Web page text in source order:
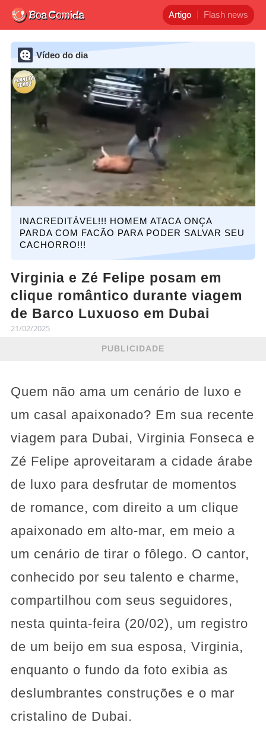
Artigo Flash news
Vídeo do dia
INACREDITÁVEL!!! HOMEM ATACA ONÇA
PARDA COM FACÃO PARA PODER SALVAR SEU
CACHORRO!!!
Virginia e Zé Felipe posam em
clique romântico durante viagem
de Barco Luxuoso em Dubai
21/02/2025
PUBLICIDADE
Quem não ama um cenário de luxo e
um casal apaixonado? Em sua recente
viagem para Dubai, Virginia Fonseca e
Zé Felipe aproveitaram a cidade árabe
de luxo para desfrutar de momentos
de romance, com direito a um clique
apaixonado em alto-mar, em meio a
um cenário de tirar o fôlego. O cantor,
conhecido por seu talento e charme,
compartilhou com seus seguidores,
nesta quinta-feira (20/02), um registro
de um beijo em sua esposa, Virginia,
enquanto o fundo da foto exibia as
deslumbrantes construções e o mar
cristalino de Dubai.